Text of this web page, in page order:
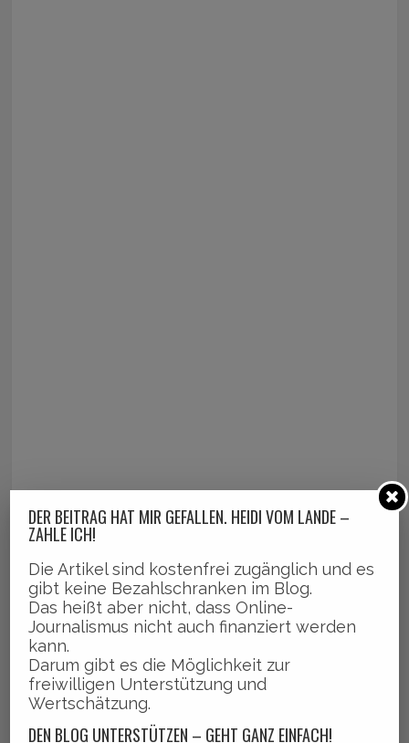
DER BEITRAG HAT MIR GEFALLEN. HEIDI VOM LANDE –
ZAHLE ICH!
Die Artikel sind kostenfrei zugänglich und es
gibt keine Bezahlschranken im Blog.
Das heißt aber nicht, dass Online-
Journalismus nicht auch finanziert werden
kann.
Darum gibt es die Möglichkeit zur
freiwilligen Unterstützung und
Wertschätzung.
DEN BLOG UNTERSTÜTZEN – GEHT GANZ EINFACH!